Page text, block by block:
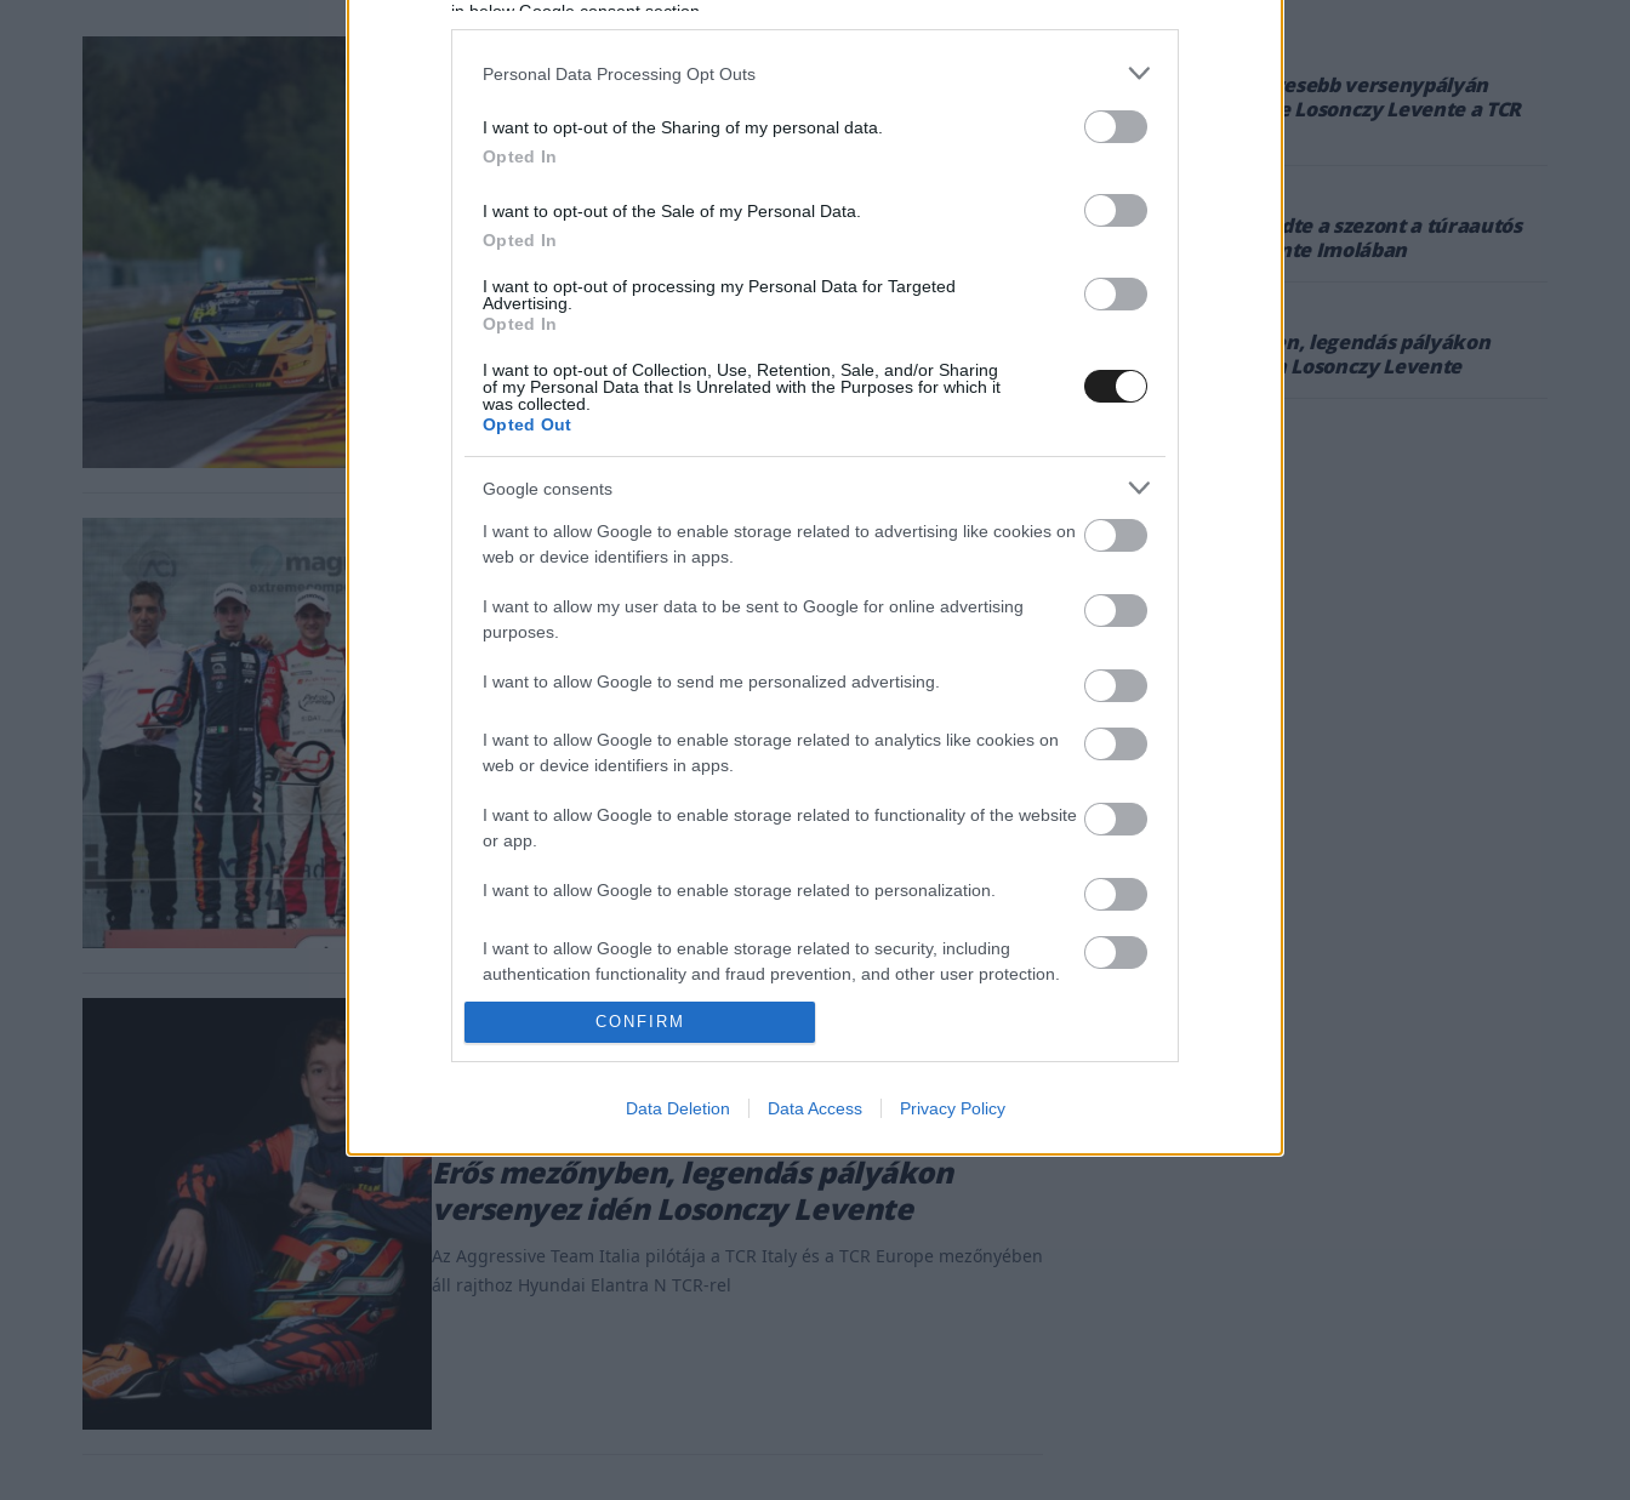
in below Google consent section.
Personal Data Processing Opt Outs
I want to opt-out of the Sharing of my personal data.
Opted In
I want to opt-out of the Sale of my Personal Data.
Opted In
I want to opt-out of processing my Personal Data for Targeted
Advertising.
Opted In
I want to opt-out of Collection, Use, Retention, Sale, and/or Sharing
of my Personal Data that Is Unrelated with the Purposes for which it
was collected.
Opted Out
Google consents
I want to allow Google to enable storage related to advertising like cookies on
web or device identifiers in apps.
I want to allow my user data to be sent to Google for online advertising
purposes.
I want to allow Google to send me personalized advertising.
I want to allow Google to enable storage related to analytics like cookies on
web or device identifiers in apps.
I want to allow Google to enable storage related to functionality of the website
or app.
I want to allow Google to enable storage related to personalization.
I want to allow Google to enable storage related to security, including
authentication functionality and fraud prevention, and other user protection.
CONFIRM
Data Deletion Data Access Privacy Policy
ROOKIES / 2023. MÁJ. 29.
mutatkozott be Losonczy Levente a TCR
Az Agressive Team Italia versenyzője az elmúlt hétvégén debütált a
Losonczy Levente Imolában
Erős mezőnyben, legendás pályákon
versenyez idén Losonczy Levente
Az Aggressive Team Italia pilótája a TCR Italy és a TCR Europe mezőnyében
áll rajthoz Hyundai Elantra N TCR-rel
Az egyik leghíresebb versenypályán
mutatkozott be Losonczy Levente a TCR
Europe-ban
2 2023. ÁPR. 24.
Dobogóval kezdte a szezont a túraautós
Losonczy Levente Imolában
3 2023. ÁPR. 14.
Erős mezőnyben, legendás pályákon
versenyez idén Losonczy Levente